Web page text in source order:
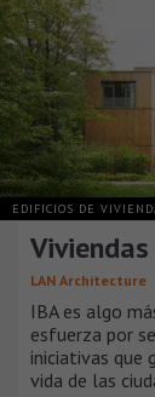
EDIFICIOS DE
LAN Architecture
IBA es algo
esfuerza por
iniciativas que
vida de las